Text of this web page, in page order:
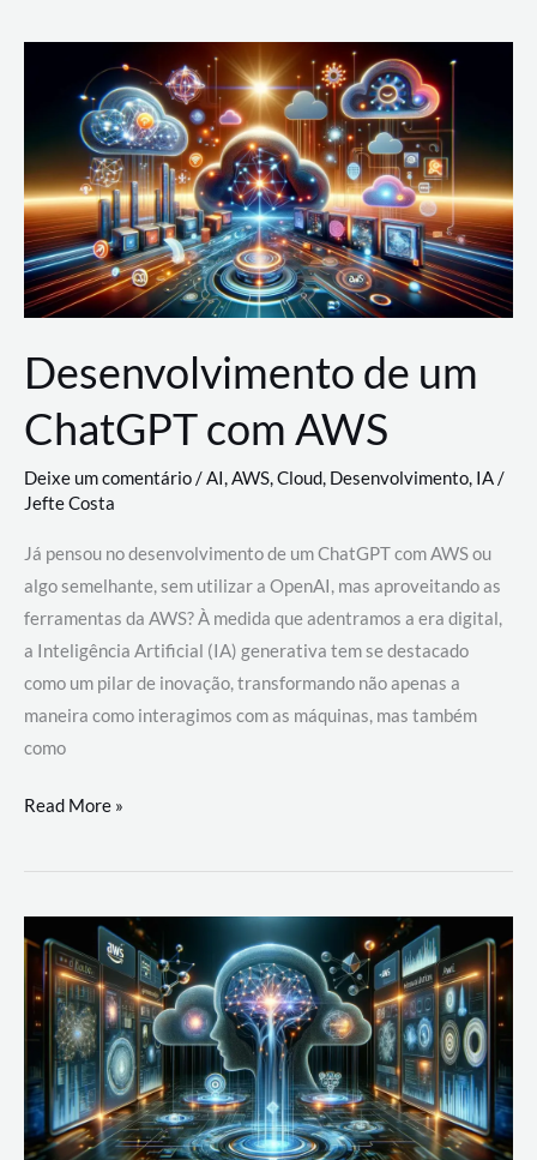
Nuvem:
Google
Cloud,
AWS
e
Azure
Desenvolvimento de um
ChatGPT com AWS
Deixe um comentário/AI,AWS,Cloud, Desenvolvimento, IA/
Jefte Costa
Já pensou no desenvolvimento de um ChatGPT com AWS ou
algo semelhante, sem utilizar a OpenAI, mas aproveitando as
ferramentas da AWS? À medida que adentramos a era digital,
a Inteligência Artificial (IA) generativa tem se destacado
como um pilar de inovação, transformando não apenas a
maneira como interagimos com as máquinas, mas também
como
Desenvolvimento
um
com
AWS
Read More »